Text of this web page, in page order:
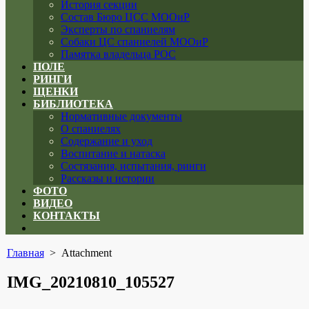
История секции
Состав Бюро ЦСС МООиР
Эксперты по спаниелям
Собаки ЦС спаниелей МООиР
Памятка владельца РОС
ПОЛЕ
РИНГИ
ЩЕНКИ
БИБЛИОТЕКА
Нормативные документы
О спаниелях
Содержание и уход
Воспитание и натаска
Состязания, испытания, ринги
Рассказы и истории
ФОТО
ВИДЕО
КОНТАКТЫ
menu
Главная> Attachment
IMG_20210810_105527